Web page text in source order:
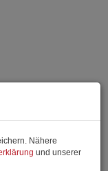
Nähere
und unserer